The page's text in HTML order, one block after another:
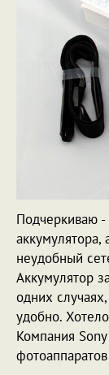
Подчеркиваю -
аккумулятора,
неудобный
Аккумулятор
одних
удобно.
Компания